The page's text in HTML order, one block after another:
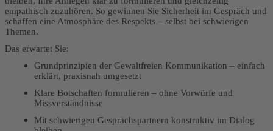
empathisch zuzuhören. So gewinnen Sie Sicherheit im Gespräch und
schaffen eine Atmosphäre des Respekts – selbst bei schwierigen
Themen.
Das erwartet Sie:
Grundprinzipien der Gewaltfreien Kommunikation – einfach
erklärt, praxisnah umgesetzt
Klare Botschaften formulieren – ohne Vorwürfe und
Missverständnisse
Mit schwierigen Gesprächspartnern konstruktiv im Dialog